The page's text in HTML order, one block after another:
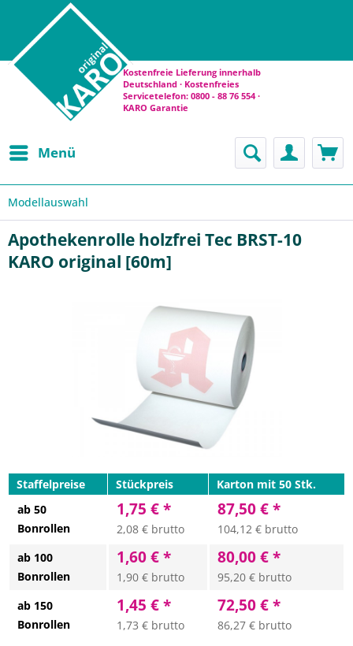
Kostenfreie Lieferung innerhalb
Deutschland · Kostenfreies
Servicetelefon: 0800 - 88 76 554 ·
KARO Garantie
Menü
Modellauswahl
Apothekenrolle holzfrei Tec BRST-10
KARO original [60m]
Staffelpreise Stückpreis
Karton mit 50 Stk.
ab 50
Bonrollen
1,75 € *
2,08 € brutto
87,50 € *
104,12 € brutto
ab 100
Bonrollen
1,60 € *
1,90 € brutto
80,00 € *
95,20 € brutto
ab 150
Bonrollen
1,45 € *
1,73 € brutto
72,50 € *
86,27 € brutto